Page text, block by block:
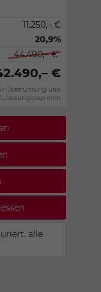
11.250,– €
20,9%
44.490,– €
€
Überführung und
alle